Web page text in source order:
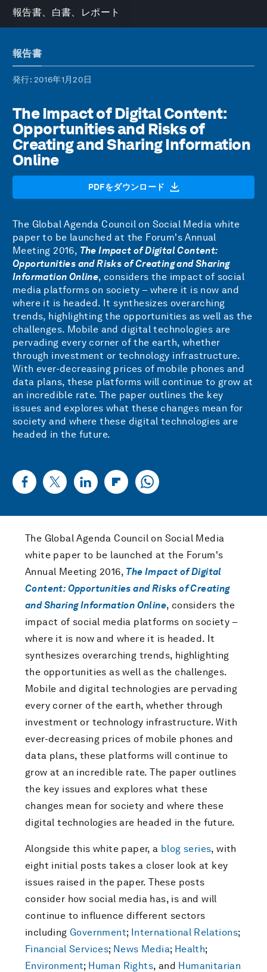
報告書、白書、レポート
報告書
発行: 2016年1月20日
The Impact of Digital Content:
Opportunities and Risks of
Creating and Sharing Information
Online
PDFをダウンロード
The Global Agenda Council on Social Media white
paper to be launched at the Forum's Annual
Meeting 2016, The Impact of Digital Content:
Opportunities and Risks of Creating and Sharing
Information Online, considers the impact of social
media platforms on society – where it is now and
where it is headed. It synthesizes overarching
trends, highlighting the opportunities as well as the
challenges. Mobile and digital technologies are
pervading every corner of the earth, whether
through investment or technology infrastructure.
With ever-decreasing prices of mobile phones and
data plans, these platforms will continue to grow at
an incredible rate. The paper outlines the key
issues and explores what these changes mean for
society and where these digital technologies are
headed in the future.
The Global Agenda Council on Social Media
white paper to be launched at the Forum's
Annual Meeting 2016, The Impact of Digital
Content: Opportunities and Risks of Creating
and Sharing Information Online, considers the
impact of social media platforms on society –
where it is now and where it is headed. It
synthesizes overarching trends, highlighting
the opportunities as well as the challenges.
Mobile and digital technologies are pervading
every corner of the earth, whether through
investment or technology infrastructure. With
ever-decreasing prices of mobile phones and
data plans, these platforms will continue to
grow at an incredible rate. The paper outlines
the key issues and explores what these
changes mean for society and where these
digital technologies are headed in the future.
Alongside this white paper, a blog series, with
eight initial posts takes a closer look at key
issues raised in the paper. These posts
consider how social media has, is and will
continue to influence different sectors
including Government; International Relations;
Financial Services; News Media; Health;
Environment; Human Rights, and Humanitarian